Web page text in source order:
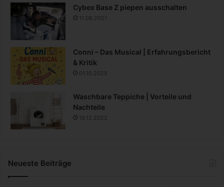
Cybex Base Z piepen ausschalten
11.08.2021
Conni – Das Musical | Erfahrungsbericht
& Kritik
01.10.2025
Waschbare Teppiche | Vorteile und
Nachteile
19.12.2022
Neueste Beiträge